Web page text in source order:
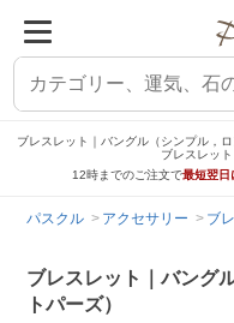
ブレスレット｜バングル（シンプル，
ブレスレッ
12時までのご注文で最短翌日
パスクル アクセサリー ブ
ブレスレット｜バング
トパーズ）